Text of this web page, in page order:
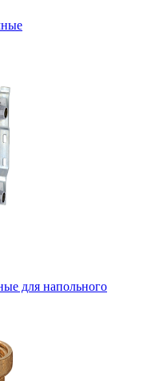
для напольного